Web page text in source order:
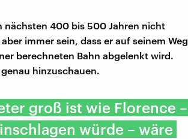
nächsten 400 bis 500 Jahren nicht
immer sein, dass er auf seinem Weg
berechneten Bahn abgelenkt wird.
hinzuschauen.
groß ist wie Florence –
würde – wäre